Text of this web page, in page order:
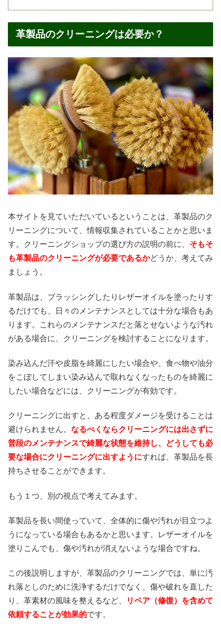
革製品のクリーニングは必要か？
本サイトを見ていただいているということは、革製品のク
リーニングについて、情報収集されていることかと思いま
す。クリーニングショップの選び方の説明の前に、 そもそ
も革製品のクリーニングが必要であるかどうか、考えてみ
ましょう。
革製品は、ブラッシングしたりレザーオイルを塗ったりす
るだけでも、日々のメンテナンスとしては十分な場合もあ
ります。これらのメンテナンスだと落とせないような汚れ
がある場合に、クリーニングを検討することになります。
染み込んだ汗や皮脂を綺麗にしたい場合や、食べ物や油分
をこぼしてしまい染み込んで取れなくなったものを綺麗に
したい場合などには、クリーニングが有効です。
クリーニングに出すと、ある程度ダメージを受けることは
避けられません。 なるべくならクリーニングには出さずに
普段のメンテナンスで綺麗な状態を維持し、どうしても必
要な場合にクリーニングに出すようにすれば、革製品を長
持ちさせることができます。
もう１つ、別の視点で考えてみます。
革製品を長い間使っていて、全体的に傷や汚れが目立つよ
うになっている場合もあるかと思います。レザーオイルを
塗りこんでも、傷や汚れが消えないような場合ですね。
この後説明しますが、革製品のクリーニングでは、単に汚
れ落としのために洗浄するだけでなく、傷や破れを直した
り、革素材の風味を整えるなど、
リペア（修復）を含めて
依頼することが効果的です。